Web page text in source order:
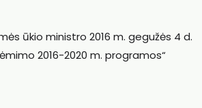
ūkio ministro 2016 m. gegužės 4 d.
2016-2020 m. programos“